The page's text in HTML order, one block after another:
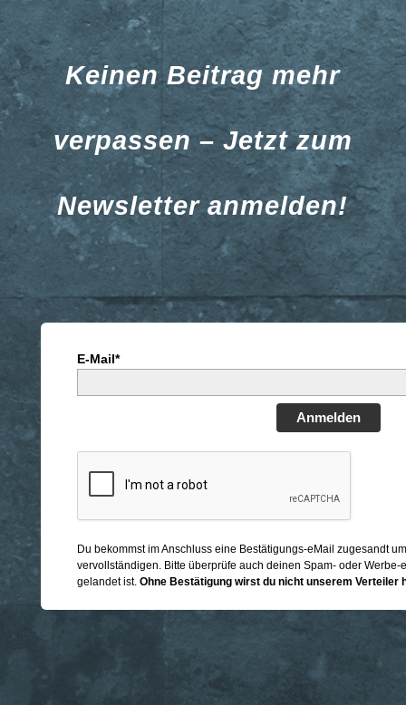
Keinen Beitrag mehr
verpassen – Jetzt zum
Newsletter anmelden!
E-Mail*
Anmelden
Du bekommst im Anschluss eine Bestätigungs-eMail zugesandt
vervollständigen. Bitte überprüfe auch deinen Spam- oder
gelandet ist. Ohne Bestätigung wirst du nicht unserem Verteiler